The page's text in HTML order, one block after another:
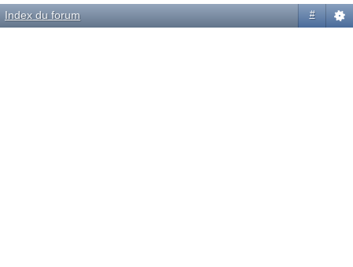
Index du forum #